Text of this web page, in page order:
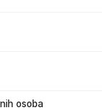
osoba